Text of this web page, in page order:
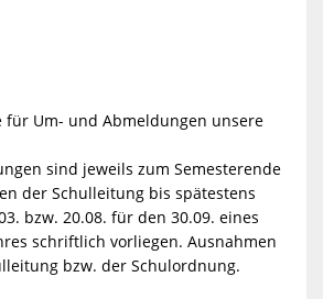
für Um- und Abmeldungen unsere
sind jeweils zum Semesterende
der Schulleitung bis spätestens
bzw. 20.08. für den 30.09. eines
schriftlich vorliegen. Ausnahmen
bzw. der Schulordnung.